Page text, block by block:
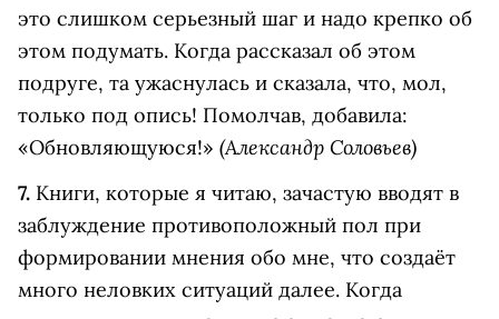
это слишком серьезный шаг и надо крепко об
этом подумать. Когда рассказал об этом
подруге, та ужаснулась и сказала, что, мол,
только под опись! Помолчав, добавила:
«Обновляющуюся!» (Александр Соловьев)
7. Книги, которые я читаю, зачастую вводят в
заблуждение противоположный пол при
формировании мнения обо мне, что создаёт
много неловких ситуаций далее. Когда